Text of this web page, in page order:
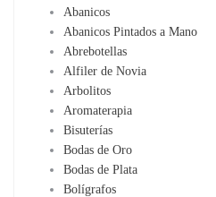
Abanicos
Abanicos Pintados a Mano
Abrebotellas
Alfiler de Novia
Arbolitos
Aromaterapia
Bisuterías
Bodas de Oro
Bodas de Plata
Bolígrafos